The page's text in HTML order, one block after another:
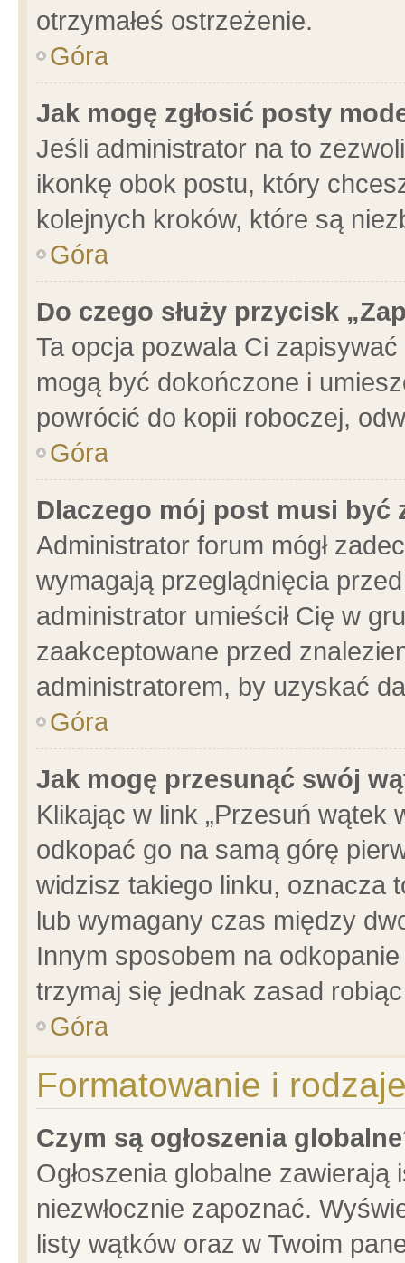
otrzymałeś ostrzeżenie.
Góra
Jak mogę zgłosić posty
Jeśli administrator na to
ikonkę obok postu, który
kolejnych kroków, które są
Góra
Do czego służy przycisk
Ta opcja pozwala Ci
mogą być dokończone i
powrócić do kopii roboczej,
Góra
Dlaczego mój post musi być
Administrator forum mógł
wymagają przeglądnięcia
administrator umieścił Cię w
zaakceptowane przed
administratorem, by uzyskać
Góra
Jak mogę przesunąć swój
Klikając w link „Przesuń wątek
odkopać go na samą górę
widzisz takiego linku, oznacza
lub wymagany czas między
Innym sposobem na
trzymaj się jednak zasad
Góra
Formatowanie i
Czym są ogłoszenia
Ogłoszenia globalne
niezwłocznie zapoznać.
listy wątków oraz w Twoim